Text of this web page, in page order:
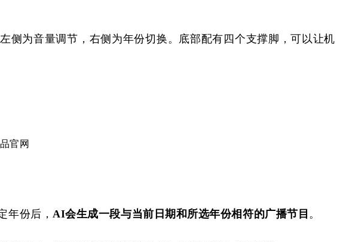
侧为音量调节，右侧为年份切换。底部配有四个支撑脚，可以让机
官网
年份后，AI会生成一段与当前日期和所选年份相符的广播节目 。